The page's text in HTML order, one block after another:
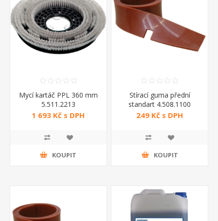
Mycí kartáč PPL 360 mm
5.511.2213
1 693 Kč s DPH
KOUPIT
Stírací guma přední
standart 4.508.1100
249 Kč s DPH
KOUPIT